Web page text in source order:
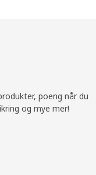
poeng når du
og mye mer!